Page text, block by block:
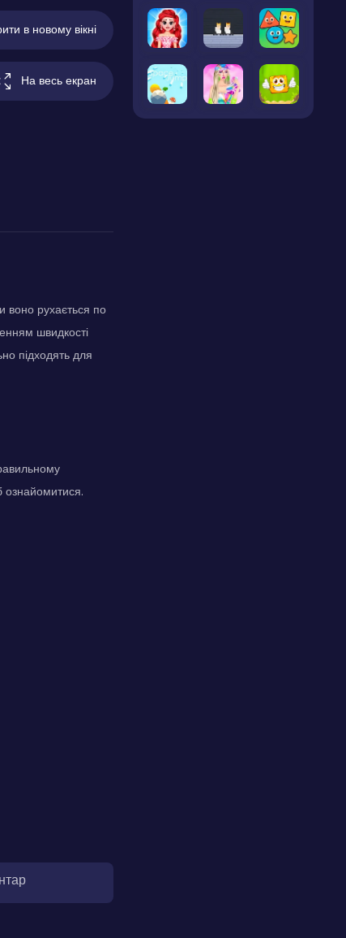
в новому вікні
На весь екран
воно рухається по
швидкості
підходять для
ознайомитися.